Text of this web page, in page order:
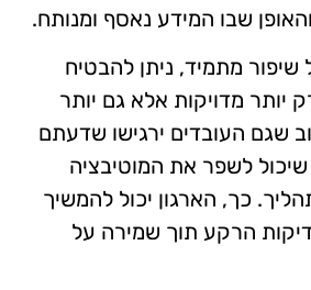
שבו המידע נאסף ומנותח.
מתמיד, ניתן להבטיח
יותר מדויקות אלא גם יותר
שגם העובדים ירגישו שדעתם
לשפר את המוטיבציה
כך, הארגון יכול להמשיך
הרקע תוך שמירה על